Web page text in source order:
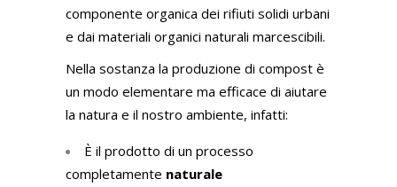
componente organica dei rifiuti solidi urbani
e dai materiali organici naturali marcescibili.
Nella sostanza la produzione di compost è
un modo elementare ma efficace di aiutare
la natura e il nostro ambiente, infatti:
È il prodotto di un processo
completamente naturale